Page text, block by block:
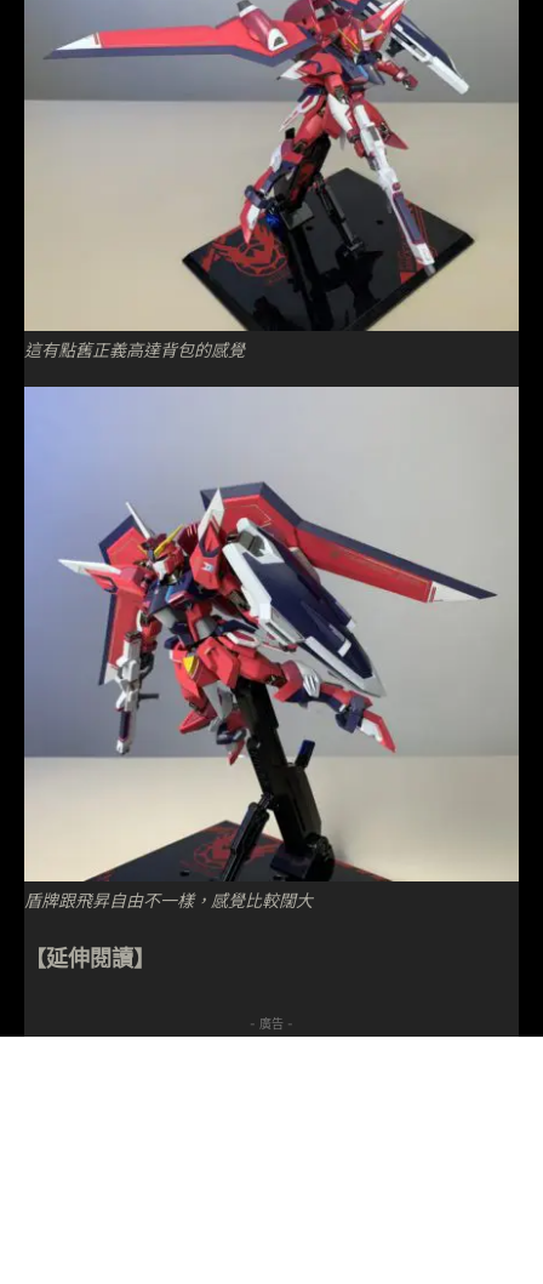
這有點舊正義高達背包的感覺
盾牌跟飛昇自由不一樣，感覺比較闊大
【延伸閱讀】
- 廣告 -